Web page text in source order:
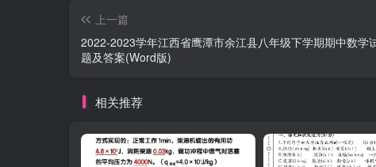
上一篇
2022-2023学年江西省鹰潭市余江县八年级下学期期中数学
题及答案(Word版)
相关推荐